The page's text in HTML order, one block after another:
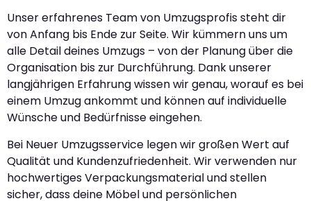
Unser erfahrenes Team von Umzugsprofis steht dir
von Anfang bis Ende zur Seite. Wir kümmern uns um
alle Detail deines Umzugs – von der Planung über die
Organisation bis zur Durchführung. Dank unserer
langjährigen Erfahrung wissen wir genau, worauf es bei
einem Umzug ankommt und können auf individuelle
Wünsche und Bedürfnisse eingehen.
Bei Neuer Umzugsservice legen wir großen Wert auf
Qualität und Kundenzufriedenheit. Wir verwenden nur
hochwertiges Verpackungsmaterial und stellen
sicher, dass deine Möbel und persönlichen